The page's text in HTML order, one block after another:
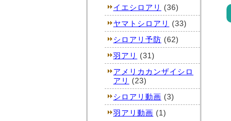
イエシロアリ
(36)
ヤマトシロアリ
(33)
シロアリ予防 (62)
羽アリ
(31)
アメリカカンザイシロ
アリ
(23)
シロアリ動画 (3)
羽アリ動画 (1)